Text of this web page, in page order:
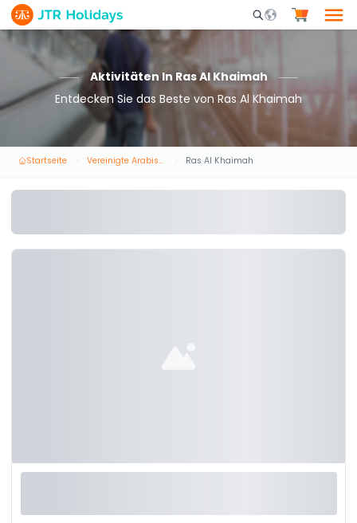
Mobile Search
Aktivitäten In Ras Al Khaimah
Entdecken Sie das Beste von Ras Al Khaimah
Startseite Vereinigte Arabische Emirate Ras Al Khaimah